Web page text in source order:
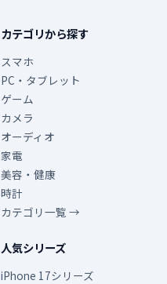
カテゴリから探す
スマホ
PC・タブレット
ゲーム
カメラ
オーディオ
家電
美容・健康
時計
カテゴリ一覧 →
人気シリーズ
iPhone 17シリーズ